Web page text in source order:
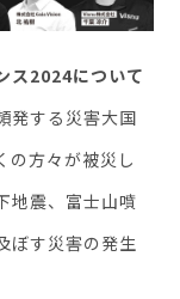
ス2024について
発する災害大国
の方々が被災し
地震、富士山噴
ぼす災害の発生